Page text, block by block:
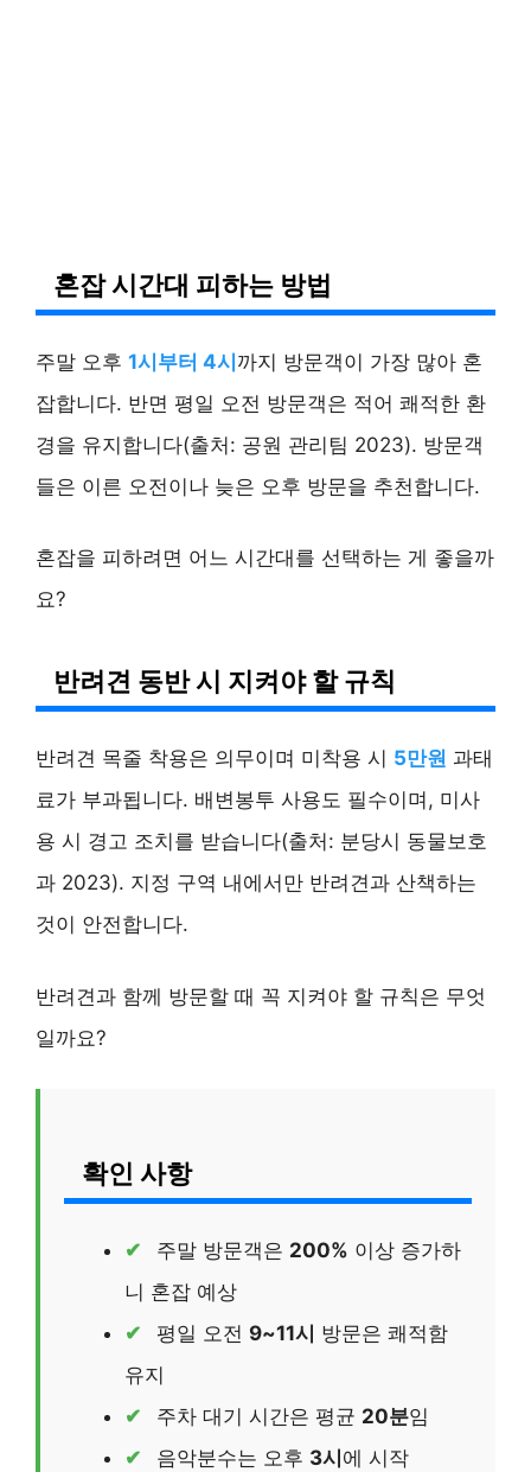
혼잡 시간대 피하는 방법
주말 오후 1시부터 4시까지 방문객이 가장 많아 혼
잡합니다. 반면 평일 오전 방문객은 적어 쾌적한 환
경을 유지합니다(출처: 공원 관리팀 2023). 방문객
들은 이른 오전이나 늦은 오후 방문을 추천합니다.
혼잡을 피하려면 어느 시간대를 선택하는 게 좋을까
요?
반려견 동반 시 지켜야 할 규칙
반려견 목줄 착용은 의무이며 미착용 시 5만원 과태
료가 부과됩니다. 배변봉투 사용도 필수이며, 미사
용 시 경고 조치를 받습니다(출처: 분당시 동물보호
과 2023). 지정 구역 내에서만 반려견과 산책하는
것이 안전합니다.
반려견과 함께 방문할 때 꼭 지켜야 할 규칙은 무엇
일까요?
확인 사항
주말 방문객은 200% 이상 증가하
니 혼잡 예상
평일 오전 9~11시 방문은 쾌적함
유지
주차 대기 시간은 평균 20분임
음악분수는 오후 3시 에 시작